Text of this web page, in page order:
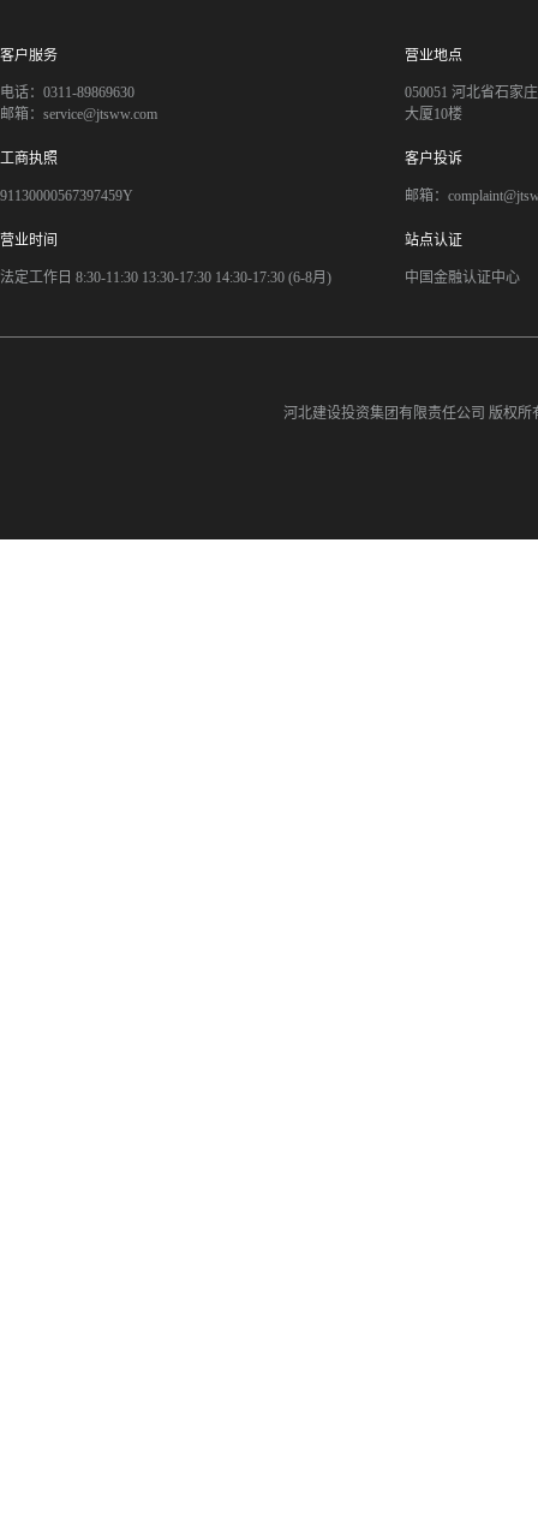
客户服务
电话：0311-89869630
邮箱：service@jtsww.com
营业地点
050051 河北省石家
大厦10楼
工商执照
91130000567397459Y
客户投诉
邮箱：
营业时间
法定工作日 8:30-11:30 13:30-17:30 14:30-17:30 (6-8月)
站点认证
中国金融认证中心
河北建设投资集团有限责任公司 版权所